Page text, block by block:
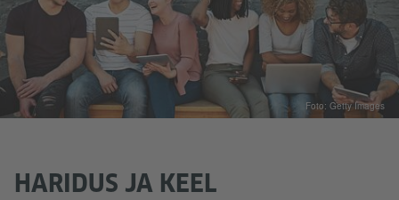
HARIDUS JA KEEL
Foto: Getty Images